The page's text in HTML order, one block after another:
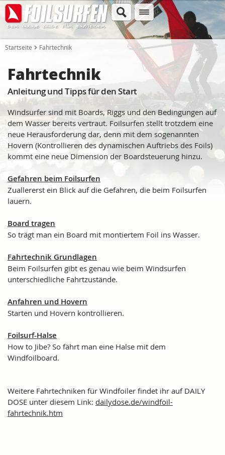
Startseite Fahrtechnik
Fahrtechnik
Anleitung und Tipps für den Start
Windsurfer sind mit Boards, Riggs und den Bedingungen auf
dem Wasser bereits vertraut. Foilsurfen stellt trotzdem eine
neue Herausforderung dar, denn mit dem sogenannten
Hovern (Kontrollieren des dynamischen Auftriebs des Foils)
kommt eine neue Dimension der Boardsteuerung hinzu.
Gefahren beim Foilsurfen
Zuallererst ein Blick auf die Gefahren, die beim Foilsurfen
lauern.
Board tragen
So trägt man ein Board mit montiertem Foil ins Wasser.
Fahrtechnik Grundlagen
Beim Foilsurfen gibt es genau wie beim Windsurfen
unterschiedliche Fahrtzustände.
Anfahren und Hovern
Starten und Hovern kontrollieren.
Foilsurf-Halse
How to Jibe? So fährt man eine Halse mit dem
Windfoilboard.
Weitere Fahrtechniken für Windfoiler findet ihr auf DAILY
DOSE unter diesem Link: dailydose.de/windfoil-
fahrtechnik.htm